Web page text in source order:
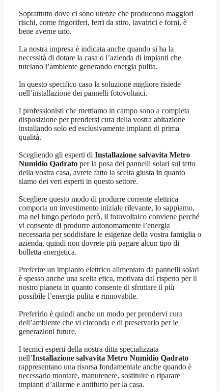
Soprattutto dove ci sono utenze che producono maggiori
rischi, come frigoriferi, ferri da stiro, lavatrici e forni, è
bene averne uno.
La nostra impresa è indicata anche quando si ha la
necessità di dotare la casa o l’azienda di impianti che
tutelano l’ambiente generando energia pulita.
In questo specifico caso la soluzione migliore risiede
nell’installazione dei pannelli fotovoltaici.
I professionisti che mettiamo in campo sono a completa
disposizione per prendersi cura della vostra abitazione
installando solo ed esclusivamente impianti di prima
qualità.
Scegliendo gli esperti di Installazione salvavita Metro
Numidio Qadrato per la posa dei pannelli solari sul tetto
della vostra casa, avrete fatto la scelta giusta in quanto
siamo dei veri esperti in questo settore.
Scegliere questo modo di produrre corrente elettrica
comporta un investimento iniziale rilevante, lo sappiamo,
ma nel lungo periodo però, il fotovoltaico conviene perché
vi consente di produrre autonomamente l’energia
necessaria per soddisfare le esigenze della vostra famiglia o
azienda, quindi non dovrete più pagare alcun tipo di
bolletta energetica.
Preferire un impianto elettrico alimentato da pannelli solari
è spesso anche una scelta etica, motivata dal rispetto per il
nostro pianeta in quanto consente di sfruttare il più
possibile l’energia pulita e rinnovabile.
Preferirlo è quindi anche un modo per prendervi cura
dell’ambiente che vi circonda e di preservarlo per le
generazioni future.
I tecnici esperti della nostra ditta specializzata
nell’Installazione salvavita Metro Numidio Qadrato
rappresentano una risorsa fondamentale anche quando è
necessario montare, manutenere, sostituire o riparare
impianti d’allarme e antifurto per la casa.